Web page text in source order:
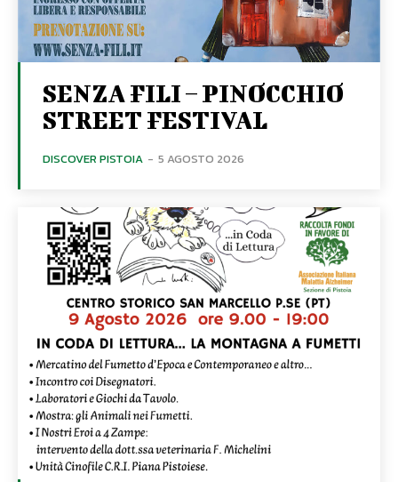
SENZA FILI – PINOCCHIO
STREET FESTIVAL
DISCOVER PISTOIA - 5 AGOSTO 2026